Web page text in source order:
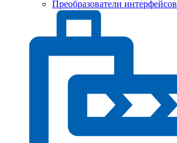
Преобразователи интерфейсов